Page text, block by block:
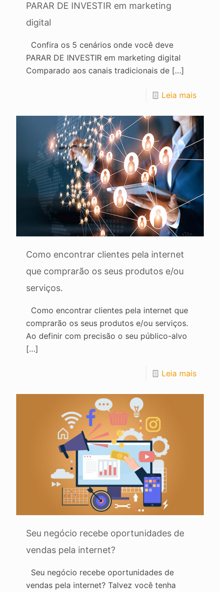
PARAR DE INVESTIR em marketing
digital
Confira os 5 cenários onde você deve
PARAR DE INVESTIR em marketing digital
Comparado aos canais tradicionais de […]
Leia mais
Como encontrar clientes pela internet
que comprarão os seus produtos e/ou
serviços.
Como encontrar clientes pela internet que
comprarão os seus produtos e/ou serviços.
Ao definir com precisão o seu público-alvo
[…]
Leia mais
Seu negócio recebe oportunidades de
vendas pela internet?
Seu negócio recebe oportunidades de
vendas pela internet? Talvez você tenha